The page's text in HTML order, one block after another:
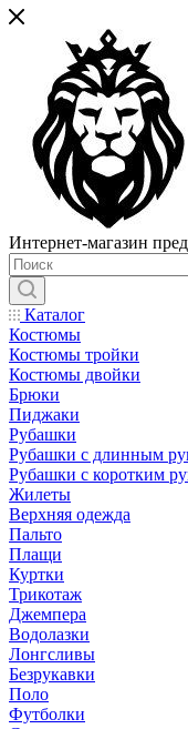
Интернет-магазин
Каталог
Костюмы
Костюмы тройки
Костюмы двойки
Брюки
Пиджаки
Рубашки
Рубашки с длинным
Рубашки с коротким
Жилеты
Верхняя одежда
Пальто
Плащи
Куртки
Трикотаж
Джемпера
Водолазки
Лонгсливы
Безрукавки
Поло
Футболки